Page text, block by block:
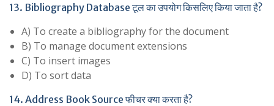
13. Bibliography Database टूल का उपयोग किसलिए किया जाता है?
A) To create a bibliography for the document
B) To manage document extensions
C) To insert images
D) To sort data
14. Address Book Source फीचर क्या करता है?